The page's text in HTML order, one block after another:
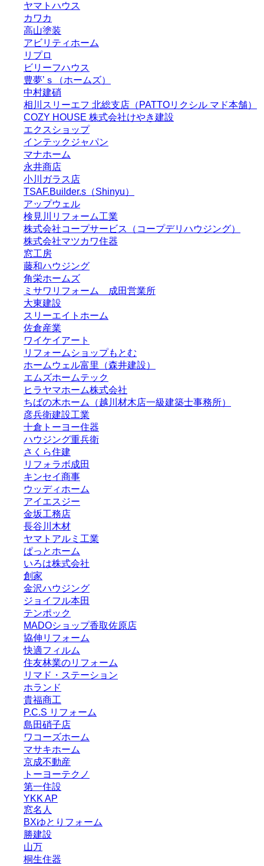
ヤマトハウス
カワカ
高山塗装
アビリティホーム
リプロ
ビリーフハウス
豊夢’ｓ（ホームズ）
中村建硝
相川スリーエフ 北総支店（PATTOリクシル マド本舗）
COZY HOUSE 株式会社けやき建設
エクスショップ
インテックジャパン
マナホーム
永井商店
小川ガラス店
TSAF.Builder.s（Shinyu）
アップウェル
検見川リフォーム工業
株式会社コープサービス（コープデリハウジング）
株式会社マツカワ住器
窓工房
藤和ハウジング
角栄ホームズ
ミサワリフォーム 成田営業所
大東建設
スリーエイトホーム
佐倉産業
ワイケイアート
リフォームショップもとむ
ホームウェル富里（森井建設）
エムズホームテック
ヒラヤマホーム株式会社
ちばの木ホーム（越川材木店一級建築士事務所）
彦兵衛建設工業
十倉トーヨー住器
ハウジング重兵衛
さくら住建
リフォラボ成田
キンセイ商事
ウッディホーム
アイエスジー
金坂工務店
長谷川木材
ヤマトアルミ工業
ぱっとホーム
いろは株式会社
創家
金沢ハウジング
ジョイフル本田
テンポック
MADOショップ香取佐原店
協伸リフォーム
快適フィルム
住友林業のリフォーム
リマド・ステーション
ホランド
貴福商工
P.C.S リフォーム
島田硝子店
ワコーズホーム
マサキホーム
京成不動産
トーヨーテクノ
第一住設
YKK AP
窓名人
BXゆとりフォーム
勝建設
山万
桐生住器